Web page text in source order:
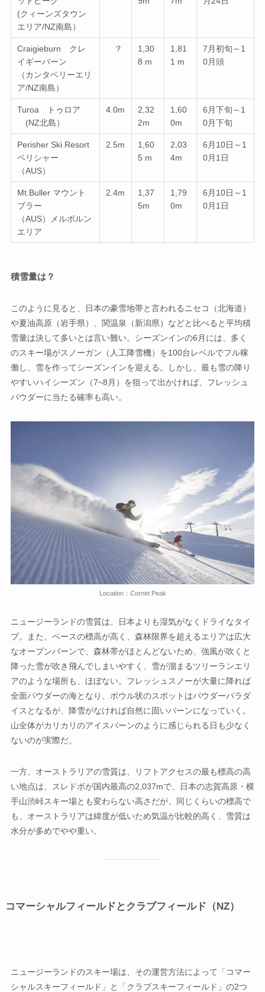
(クィーンズタウン
エリア/NZ南島）
Craigieburn クレ
イギーバーン
（カンタベリーエリ
ア/NZ南島）
？
1,30
8 m
1,81
1 m
7月初旬～1
0月頭
Turoa トゥロア
(NZ北島）
4.0m
2,32
2m
1,60
0m
6月下旬～1
0月下旬
Perisher Ski Resort
ペリシャー
（AUS）
2.5m
1,60
5 m
2,03
4m
6月10日～1
0月1日
Mt.Buller マウント
ブラー
（AUS）メルボルン
エリア
2.4m
1,37
5m
1,79
0m
6月10日～1
0月1日
積雪量は？
このように見ると、日本の豪雪地帯と言われるニセコ（北海道）
や夏油高原（岩手県）、関温泉（新潟県）などと比べると平均積
雪量は決して多いとは言い難い。シーズンインの6月には、多く
のスキー場がスノーガン（人工降雪機）を100台レベルでフル稼
働し、雪を作ってシーズンインを迎える。しかし、最も雪の降り
やすいハイシーズン（7~8月）を狙って出かければ、フレッシュ
パウダーに当たる確率も高い。
Location：Cornet Peak
ニュージーランドの雪質は、日本よりも湿気がなくドライなタイ
プ。また、ベースの標高が高く、森林限界を超えるエリアは広大
なオープンバーンで、森林帯がほとんどないため、強風が吹くと
降った雪が吹き飛んでしまいやすく、雪が溜まるツリーランエリ
アのような場所も、ほぼない。フレッシュスノーが大量に降れば
全面パウダーの海となり、ボウル状のスポットはパウダーパラダ
イスとなるが、降雪がなければ自然に固いバーンになっていく。
山全体がカリカリのアイスバーンのように感じられる日も少なく
ないのが実際だ。
一方、オーストラリアの雪質は、リフトアクセスの最も標高の高
い地点は、スレドボが国内最高の2,037mで、日本の志賀高原・横
手山渋峠スキー場とも変わらない高さだが、同じくらいの標高で
も、オーストラリアは緯度が低いため気温が比較的高く、雪質は
水分が多めでやや重い。
コマーシャルフィールドとクラブフィールド（NZ）
ニュージーランドのスキー場は、その運営方法によって「コマー
シャルスキーフィールド」と「クラブスキーフィールド」の2つ